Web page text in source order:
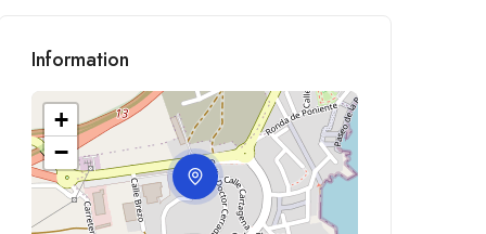
Information
+
−